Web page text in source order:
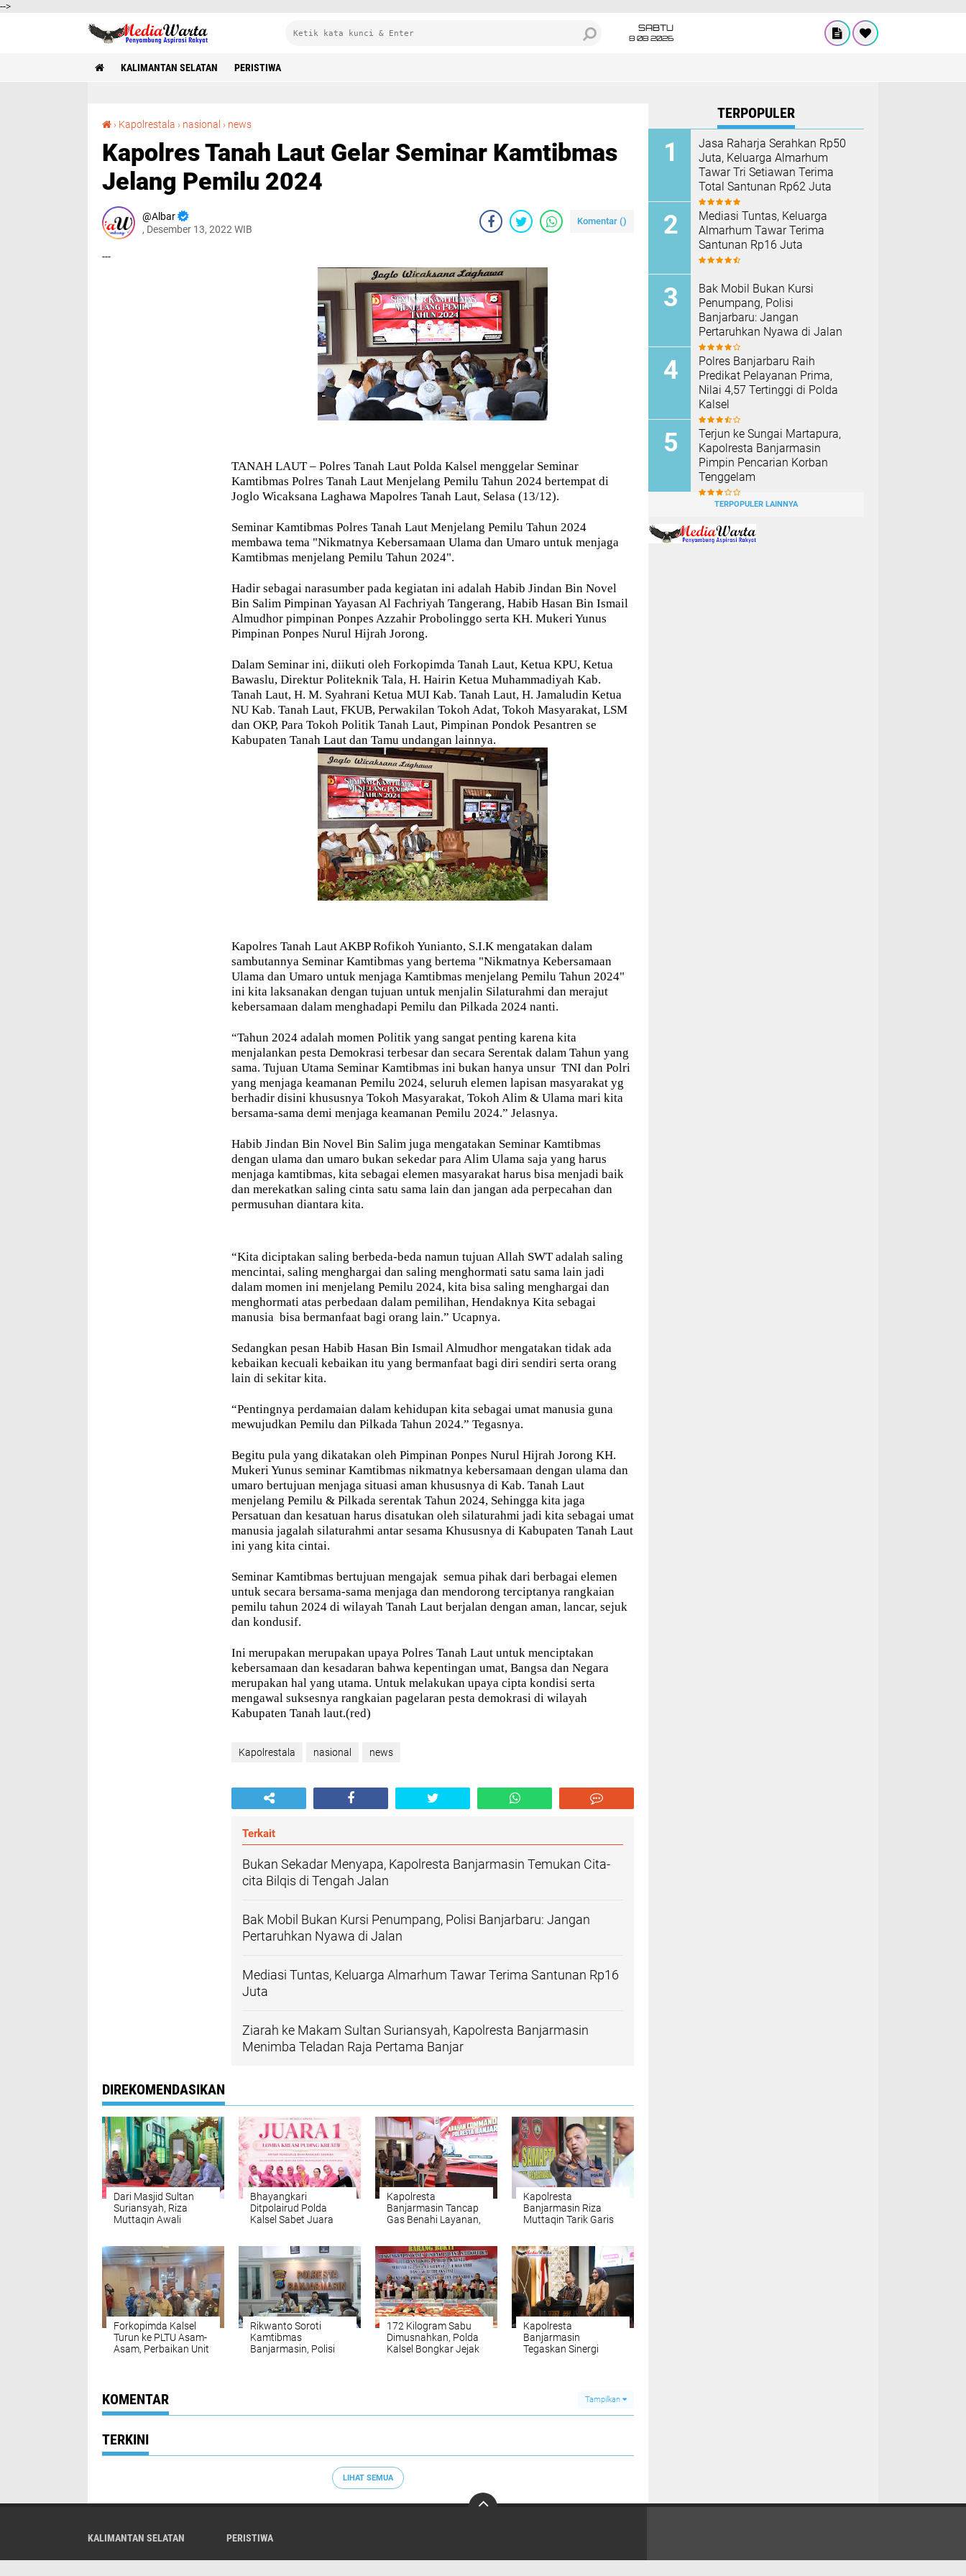
-->
SABTU
8 08 2026
KALIMANTAN SELATAN PERISTIWA
› Kapolrestala › nasional › news
Kapolres Tanah Laut Gelar Seminar Kamtibmas
Jelang Pemilu 2024
Albar
, Desember 13, 2022 WIB
Komentar ()
---
TANAH LAUT – Polres Tanah Laut Polda Kalsel menggelar Seminar
Kamtibmas Polres Tanah Laut Menjelang Pemilu Tahun 2024 bertempat di
Joglo Wicaksana Laghawa Mapolres Tanah Laut, Selasa (13/12).
Seminar Kamtibmas Polres Tanah Laut Menjelang Pemilu Tahun 2024
membawa tema "Nikmatnya Kebersamaan Ulama dan Umaro untuk menjaga
Kamtibmas menjelang Pemilu Tahun 2024".
Hadir sebagai narasumber pada kegiatan ini adalah Habib Jindan Bin Novel
Bin Salim Pimpinan Yayasan Al Fachriyah Tangerang, Habib Hasan Bin Ismail
Almudhor pimpinan Ponpes Azzahir Probolinggo serta KH. Mukeri Yunus
Pimpinan Ponpes Nurul Hijrah Jorong.
Dalam Seminar ini, diikuti oleh Forkopimda Tanah Laut, Ketua KPU, Ketua
Bawaslu, Direktur Politeknik Tala, H. Hairin Ketua Muhammadiyah Kab.
Tanah Laut, H. M. Syahrani Ketua MUI Kab. Tanah Laut, H. Jamaludin Ketua
NU Kab. Tanah Laut, FKUB, Perwakilan Tokoh Adat, Tokoh Masyarakat, LSM
dan OKP, Para Tokoh Politik Tanah Laut, Pimpinan Pondok Pesantren se
Kabupaten Tanah Laut dan Tamu undangan lainnya.
Kapolres Tanah Laut AKBP Rofikoh Yunianto, S.I.K mengatakan dalam
sambutannya Seminar Kamtibmas yang bertema "Nikmatnya Kebersamaan
Ulama dan Umaro untuk menjaga Kamtibmas menjelang Pemilu Tahun 2024"
ini kita laksanakan dengan tujuan untuk menjalin Silaturahmi dan merajut
kebersamaan dalam menghadapi Pemilu dan Pilkada 2024 nanti.
“Tahun 2024 adalah momen Politik yang sangat penting karena kita
menjalankan pesta Demokrasi terbesar dan secara Serentak dalam Tahun yang
sama. Tujuan Utama Seminar Kamtibmas ini bukan hanya unsur TNI dan Polri
yang menjaga keamanan Pemilu 2024, seluruh elemen lapisan masyarakat yg
berhadir disini khususnya Tokoh Masyarakat, Tokoh Alim & Ulama mari kita
bersama-sama demi menjaga keamanan Pemilu 2024.” Jelasnya.
Habib Jindan Bin Novel Bin Salim juga mengatakan Seminar Kamtibmas
dengan ulama dan umaro bukan sekedar para Alim Ulama saja yang harus
menjaga kamtibmas, kita sebagai elemen masyarakat harus bisa menjadi baik
dan merekatkan saling cinta satu sama lain dan jangan ada perpecahan dan
permusuhan diantara kita.
“Kita diciptakan saling berbeda-beda namun tujuan Allah SWT adalah saling
mencintai, saling menghargai dan saling menghormati satu sama lain jadi
dalam momen ini menjelang Pemilu 2024, kita bisa saling menghargai dan
menghormati atas perbedaan dalam pemilihan, Hendaknya Kita sebagai
manusia bisa bermanfaat bagi orang lain.” Ucapnya.
Sedangkan pesan Habib Hasan Bin Ismail Almudhor mengatakan tidak ada
kebaikan kecuali kebaikan itu yang bermanfaat bagi diri sendiri serta orang
lain di sekitar kita.
“Pentingnya perdamaian dalam kehidupan kita sebagai umat manusia guna
mewujudkan Pemilu dan Pilkada Tahun 2024.” Tegasnya.
Begitu pula yang dikatakan oleh Pimpinan Ponpes Nurul Hijrah Jorong KH.
Mukeri Yunus seminar Kamtibmas nikmatnya kebersamaan dengan ulama dan
umaro bertujuan menjaga situasi aman khususnya di Kab. Tanah Laut
menjelang Pemilu & Pilkada serentak Tahun 2024, Sehingga kita jaga
Persatuan dan kesatuan harus disatukan oleh silaturahmi jadi kita sebagai umat
manusia jagalah silaturahmi antar sesama Khususnya di Kabupaten Tanah Laut
ini yang kita cintai.
Seminar Kamtibmas bertujuan mengajak semua pihak dari berbagai elemen
untuk secara bersama-sama menjaga dan mendorong terciptanya rangkaian
pemilu tahun 2024 di wilayah Tanah Laut berjalan dengan aman, lancar, sejuk
dan kondusif.
Ini merupakan merupakan upaya Polres Tanah Laut untuk menciptakan
kebersamaan dan kesadaran bahwa kepentingan umat, Bangsa dan Negara
merupakan hal yang utama. Untuk melakukan upaya cipta kondisi serta
mengawal suksesnya rangkaian pagelaran pesta demokrasi di wilayah
Kabupaten Tanah laut.(red)
Kapolrestala nasional news
Terkait
Bukan Sekadar Menyapa, Kapolresta Banjarmasin Temukan Cita-
cita Bilqis di Tengah Jalan
Bak Mobil Bukan Kursi Penumpang, Polisi Banjarbaru: Jangan
Pertaruhkan Nyawa di Jalan
Mediasi Tuntas, Keluarga Almarhum Tawar Terima Santunan Rp16
Juta
Ziarah ke Makam Sultan Suriansyah, Kapolresta Banjarmasin
Menimba Teladan Raja Pertama Banjar
DIREKOMENDASIKAN
Dari Masjid Sultan
Suriansyah, Riza
Muttaqin Awali
Doa
Bhayangkari
Ditpolairud Polda
Kalsel Sabet Juara
Kapolresta
Banjarmasin Tancap
Gas Benahi Layanan,
Kapolresta
Banjarmasin Riza
Muttaqin Tarik Garis
Nyambung dari Pusat
hingga Wilayah
Forkopimda Kalsel
Turun ke PLTU Asam-
Asam, Perbaikan Unit
Rikwanto Soroti
Kamtibmas
Banjarmasin, Polisi
172 Kilogram Sabu
Dimusnahkan, Polda
Kalsel Bongkar Jejak
Kapolresta
Banjarmasin
Tegaskan Sinergi
KOMENTAR Tampilkan
TERKINI
LIHAT SEMUA
TERPOPULER
Jasa Raharja Serahkan Rp50
Juta, Keluarga Almarhum
Tawar Tri Setiawan Terima
Total Santunan Rp62 Juta
Mediasi Tuntas, Keluarga
Almarhum Tawar Terima
Santunan Rp16 Juta
Bak Mobil Bukan Kursi
Penumpang, Polisi
Banjarbaru: Jangan
Pertaruhkan Nyawa di Jalan
Polres Banjarbaru Raih
Predikat Pelayanan Prima,
Nilai 4,57 Tertinggi di Polda
Kalsel
Terjun ke Sungai Martapura,
Kapolresta Banjarmasin
Pimpin Pencarian Korban
Tenggelam
TERPOPULER LAINNYA
KALIMANTAN SELATAN PERISTIWA